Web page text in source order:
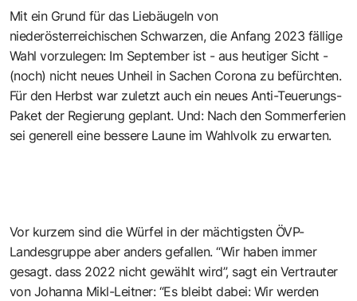
Mit ein Grund für das Liebäugeln von
niederösterreichischen Schwarzen, die Anfang 2023 fällige
Wahl vorzulegen: Im September ist - aus heutiger Sicht -
(noch) nicht neues Unheil in Sachen Corona zu befürchten.
Für den Herbst war zuletzt auch ein neues Anti-Teuerungs-
Paket der Regierung geplant. Und: Nach den Sommerferien
sei generell eine bessere Laune im Wahlvolk zu erwarten.
Vor kurzem sind die Würfel in der mächtigsten ÖVP-
Landesgruppe aber anders gefallen. “Wir haben immer
gesagt. dass 2022 nicht gewählt wird”, sagt ein Vertrauter
von Johanna Mikl-Leitner: “Es bleibt dabei: Wir werden